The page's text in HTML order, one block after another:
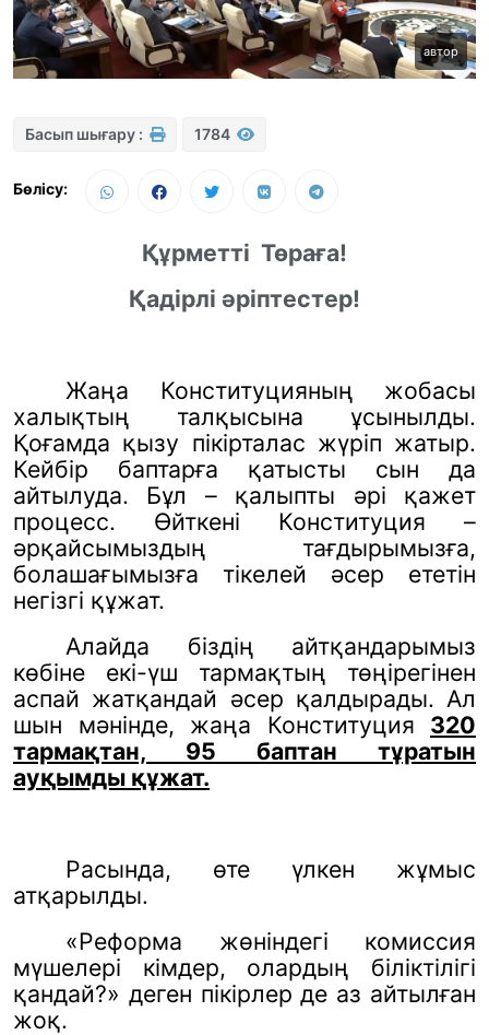
автор
Басып шығару : 1784
Бөлісу:
Құрметті Төраға!
Қадірлі әріптестер!
Жаңа Конституцияның жобасы
халықтың талқысына ұсынылды.
Қоғамда қызу пікірталас жүріп жатыр.
Кейбір баптарға қатысты сын да
айтылуда. Бұл – қалыпты әрі қажет
процесс. Өйткені Конституция –
әрқайсымыздың тағдырымызға,
болашағымызға тікелей әсер ететін
негізгі құжат.
Алайда біздің айтқандарымыз
көбіне екі-үш тармақтың төңірегінен
аспай жатқандай әсер қалдырады. Ал
шын мәнінде, жаңа Конституция 320
тармақтан, 95 баптан тұратын
ауқымды құжат.
Расында, өте үлкен жұмыс
атқарылды.
«Реформа жөніндегі комиссия
мүшелері кімдер, олардың біліктілігі
қандай?» деген пікірлер де аз айтылған
жоқ.